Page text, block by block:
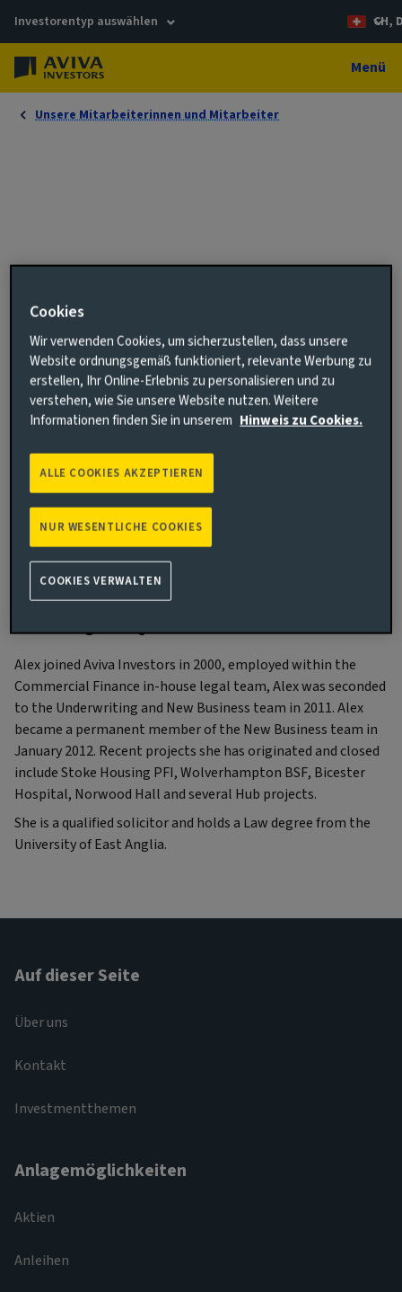
Investorentyp auswählen CH,
Menü
Unsere Mitarbeiterinnen und Mitarbeiter
Associate Director, PFI Lending
+44 1603 681830
alexandra.woods@avivainvestors.com
Aufgabenschwerpunkte
Currently Associate Director, Infrastructure debt, Alex
manages a large number of advisers and investors – whilst
primarily origination (PPP & PFI), this includes being the
contact for all aspects of their existing portfolios,
and generally managing the relationship.
Erfahrung und Qualifikationen
Alex joined Aviva Investors in 2000, employed within the
Commercial Finance in-house legal team, Alex was seconded
to the Underwriting and New Business team in 2011. Alex
became a permanent member of the New Business team in
January 2012. Recent projects she has originated and closed
include Stoke Housing PFI, Wolverhampton BSF, Bicester
Hospital, Norwood Hall and several Hub projects.
She is a qualified solicitor and holds a Law degree from the
University of East Anglia.
Auf dieser Seite
Über uns
Kontakt
Investmentthemen
Anlagemöglichkeiten
Aktien
Anleihen
Cookies
Wir verwenden Cookies, um sicherzustellen, dass unsere
Website ordnungsgemäß funktioniert, relevante Werbung zu
erstellen, Ihr Online-Erlebnis zu personalisieren und zu
verstehen, wie Sie unsere Website nutzen. Weitere
Informationen finden Sie in unserem Hinweis zu Cookies.
NUR WESENTLICHE COOKIES
ALLE COOKIES AKZEPTIEREN
COOKIES VERWALTEN